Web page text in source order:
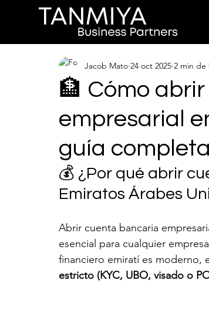
🏦 Cómo
empresarial
guía
Jacob Mato 24 oct 2025 2 min de
💰 ¿Por qué abrir
Emiratos Árabes
Abrir cuenta bancaria
esencial para cualquier
financiero emiratí es moderno,
estricto (KYC, UBO, visado o